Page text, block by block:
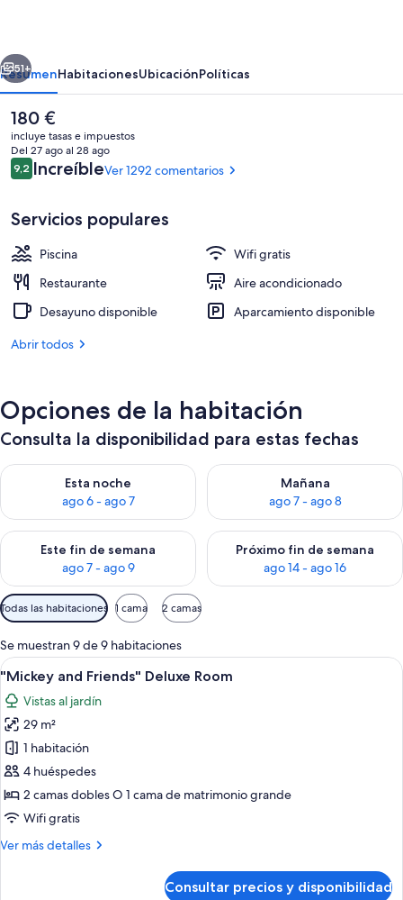
Exterior
Siguiente
51+
ResumenHabitacionesUbicaciónPolíticas
El
precio
actual
es
de
180 €
incluye tasas e impuestos
Del 27 ago al 28 ago
Comentarios
9,29,2 de 10
IncreíbleVer 1292 comentarios
Servicios populares
Piscina
Wifi gratis
Restaurante
Aire acondicionado
Desayuno disponible
Aparcamiento disponible
Abrir todos
Opciones de la habitación
Consulta la disponibilidad para estas fechas
Esta noche
ago 6 - ago 7
Consulta la disponibilidad para esta noche, ago 6 - ago 7
Mañana
ago 7 - ago 8
Consulta la disponibilidad
Este fin de semana
ago 7 - ago 9
Consulta la disponibilidad para este fin de semana, ago 7 -
Próximo fin de semana
ago 14 - ago 16
Consulta la disponibilidad
Filtros
disponibles
para
las
habitaciones
Todas las habitaciones 1 cama 2 camas
Se muestran 9 de 9 habitaciones
Abrir
todas
las
fotos
de
"Mickey
and
Friends"
Deluxe
Room
Habitación de hotel con dos camas,
10
"Mickey and Friends" Deluxe Room
Vistas al jardín
29 m²
1 habitación
4 huéspedes
2 camas dobles O 1 cama de matrimonio grande
Wifi gratis
Ver más detalles
Más
Consultar precios y disponibilidad